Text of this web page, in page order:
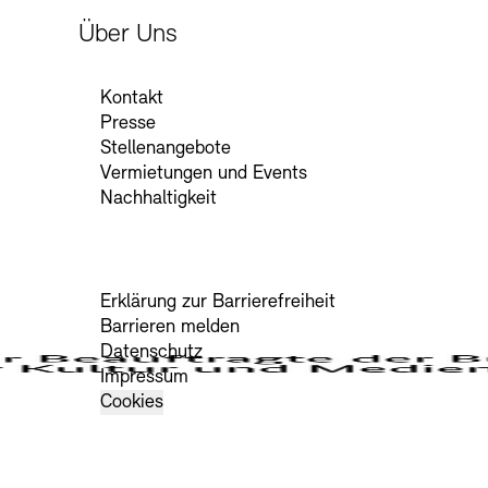
Über Uns
Kontakt
Presse
Stellenangebote
Vermietungen und Events
Nachhaltigkeit
Erklärung zur Barrierefreiheit
Barrieren melden
Datenschutz
Impressum
Cookies